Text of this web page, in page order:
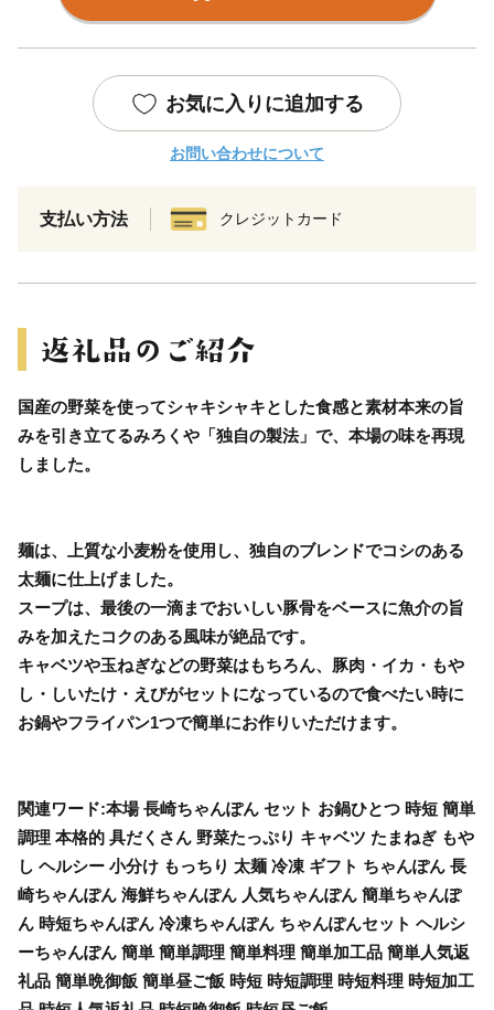
お気に入りに追加する
お問い合わせについて
支払い方法 クレジットカード
国産の野菜を使ってシャキシャキとした食感と素材本来の旨
みを引き立てるみろくや「独自の製法」で、本場の味を再現
しました。
麺は、上質な小麦粉を使用し、独自のブレンドでコシのある
太麺に仕上げました。
スープは、最後の一滴までおいしい豚骨をベースに魚介の旨
みを加えたコクのある風味が絶品です。
キャベツや玉ねぎなどの野菜はもちろん、豚肉・イカ・もや
し・しいたけ・えびがセットになっているので食べたい時に
お鍋やフライパン1つで簡単にお作りいただけます。
関連ワード:本場 長崎ちゃんぽん セット お鍋ひとつ 時短 簡単
調理 本格的 具だくさん 野菜たっぷり キャベツ たまねぎ もや
し ヘルシー 小分け もっちり 太麺 冷凍 ギフト ちゃんぽん 長
崎ちゃんぽん 海鮮ちゃんぽん 人気ちゃんぽん 簡単ちゃんぽ
ん 時短ちゃんぽん 冷凍ちゃんぽん ちゃんぽんセット ヘルシ
ーちゃんぽん 簡単 簡単調理 簡単料理 簡単加工品 簡単人気返
礼品 簡単晩御飯 簡単昼ご飯 時短 時短調理 時短料理 時短加工